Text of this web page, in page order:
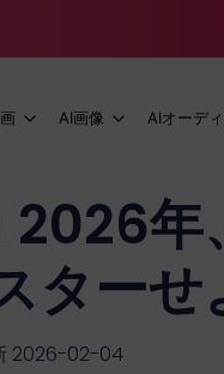
AI画像 AIオーデ
2026年
ターせ
2026-02-04